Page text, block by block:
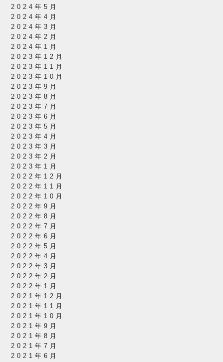
2024年5月
2024年4月
2024年3月
2024年2月
2024年1月
2023年12月
2023年11月
2023年10月
2023年9月
2023年8月
2023年7月
2023年6月
2023年5月
2023年4月
2023年3月
2023年2月
2023年1月
2022年12月
2022年11月
2022年10月
2022年9月
2022年8月
2022年7月
2022年6月
2022年5月
2022年4月
2022年3月
2022年2月
2022年1月
2021年12月
2021年11月
2021年10月
2021年9月
2021年8月
2021年7月
2021年6月